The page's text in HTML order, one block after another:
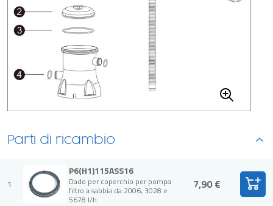
Parti di ricambio
1
P6(H1)115ASS16
Dado per coperchio per pompa
filtro a sabbia da 2006, 3028 e
5678 l/h
7,90 €